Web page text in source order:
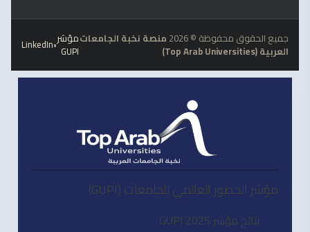
جميع الحقوق محفوظة © 2026 منصة نخبة الجامعات
العربية (Top Arab Universities)
مؤشر
GUPI
•
LinkedIn
مؤشر الحضور العالمي للجامعات (GUPI)
نتائج مؤشر GUPI 2025